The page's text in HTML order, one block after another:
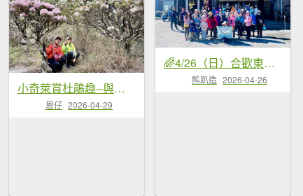
小奇萊賞杜鵑趣--與高山杜鵑的約定 2026.4.28
恩仔 2026-04-29
🌈4/26（日）合歡東峰×小奇萊賞杜鵑✨FB：熊熊趴爬走~歡迎加入🌈
熊趴造 2026-04-26